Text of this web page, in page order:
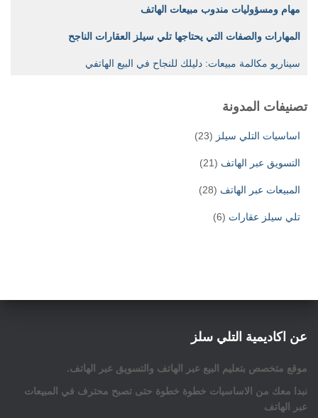
مهام ومسؤوليات مندوب مبيعات الهاتف
المهارات والصفات التي يحتاجها تلي سيلز العقارات الناجح
سيناريو مكالمة مبيعات: دليلك للنجاح في البيع الهاتفي
تصنيفات المدونة
اساسيات التلي سيلز (23)
التسويق عبر الهاتف (21)
المبيعات عبر الهاتف (28)
تلي سيلز عقارات (6)
عن اكاديمية التلي سلز
موقع متخصص بتعليم البيع عبر الهاتف والتسويق عبر الهاتف.
نبدا معك من الاساسيات خطوة خطوة حتى تصبح محترف في المبيعات
عبر الهاتف